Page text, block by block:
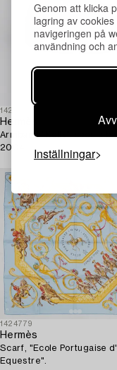
Genom att klicka
lagring av
navigeringen på
användning och
Inställningar
1424836
Hermès
Armband "Kelly",
2004.
1424779
Hermès
Scarf, "Ecole Portugaise
Equestre".